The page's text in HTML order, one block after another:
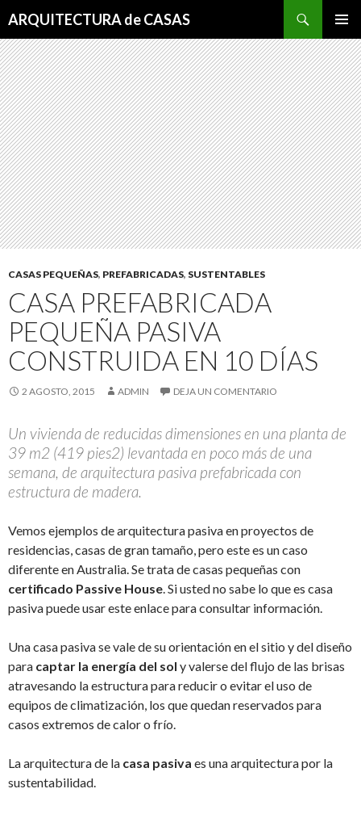
ARQUITECTURA de CASAS
MENÚ
AL
CONTENIDO
CASAS PEQUEÑAS, PREFABRICADAS, SUSTENTABLES
CASA PREFABRICADA
PEQUEÑA PASIVA
CONSTRUIDA EN 10 DÍAS
2 AGOSTO, 2015 ADMIN DEJA UN COMENTARIO
Un vivienda de reducidas dimensiones en una planta de
39 m2 (419 pies2) levantada en poco más de una
semana, de arquitectura pasiva prefabricada con
estructura de madera.
Vemos ejemplos de arquitectura pasiva en proyectos de
residencias, casas de gran tamaño, pero este es un caso
diferente en Australia. Se trata de casas pequeñas con
certificado Passive House. Si usted no sabe lo que es casa
pasiva puede usar este enlace para consultar información.
Una casa pasiva se vale de su orientación en el sitio y del diseño
para captar la energía del sol y valerse del flujo de las brisas
atravesando la estructura para reducir o evitar el uso de
equipos de climatización, los que quedan reservados para
casos extremos de calor o frío.
La arquitectura de la casa pasiva es una arquitectura por la
sustentabilidad.